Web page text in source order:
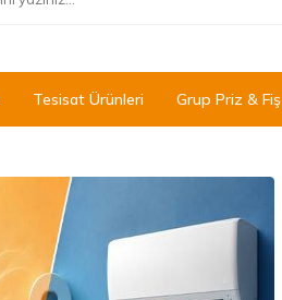
Tesisat Ürünleri Grup Priz & Fiş